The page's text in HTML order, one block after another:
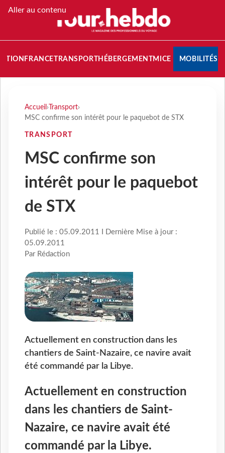
Aller au contenu
FRANCETRANSPORT HÉBERGEMENTMICE MOBILITÉS
Accueil › Transport›
MSC confirme son intérêt pour le paquebot de STX
TRANSPORT
MSC confirme son
intérêt pour le paquebot
de STX
Publié le : 05.09.2011 I Dernière Mise à jour :
05.09.2011
Par Rédaction
Actuellement en construction dans les
chantiers de Saint-Nazaire, ce navire avait
été commandé par la Libye.
Actuellement en construction
dans les chantiers de Saint-
Nazaire, ce navire avait été
commandé par la Libye.